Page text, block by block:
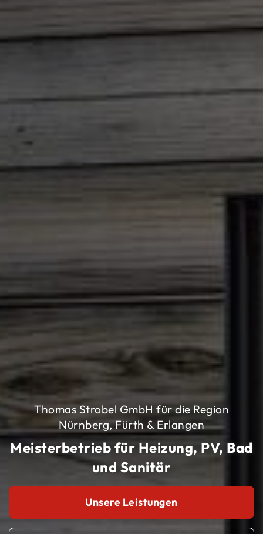
Thomas Strobel GmbH für die Region
Nürnberg, Fürth & Erlangen
Meisterbetrieb für Heizung, PV, Bad
und Sanitär
Unsere Leistungen